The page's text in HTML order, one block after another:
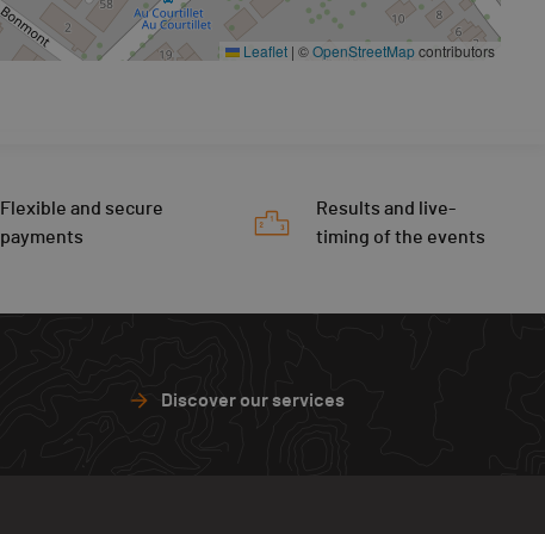
Leaflet | ©OpenStreetMapcontributors
Flexible and secure
payments
Results and live-
timing of the events
Discover our services